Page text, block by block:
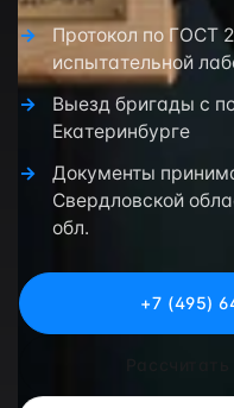
Протокол по ГОСТ
испытательной
Выезд бригады с
Екатеринбурге
Документы
Свердловской
обл.
+7 (495)